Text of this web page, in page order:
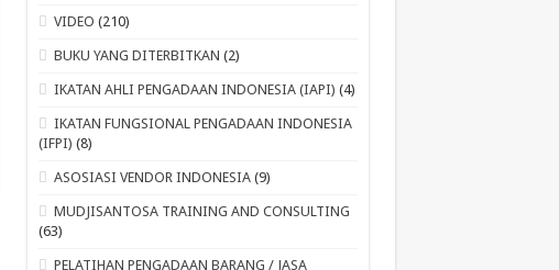
VIDEO (210)
BUKU YANG DITERBITKAN (2)
IKATAN AHLI PENGADAAN INDONESIA (IAPI) (4)
IKATAN FUNGSIONAL PENGADAAN INDONESIA
(IFPI) (8)
ASOSIASI VENDOR INDONESIA (9)
MUDJISANTOSA TRAINING AND CONSULTING
(63)
PELATIHAN PENGADAAN BARANG / JASA